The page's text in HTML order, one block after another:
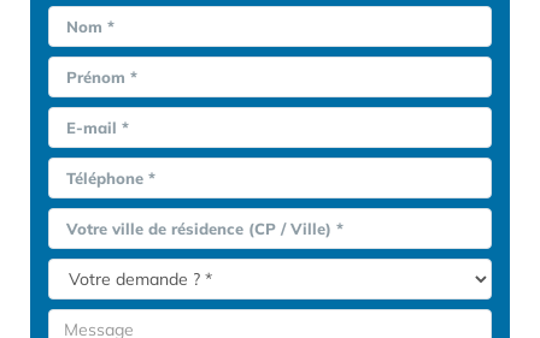
Nom *
Prénom *
E-mail *
Téléphone *
Votre ville de résidence (CP / Ville) *